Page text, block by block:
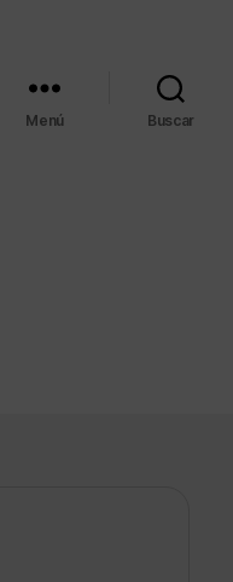
Menú Buscar